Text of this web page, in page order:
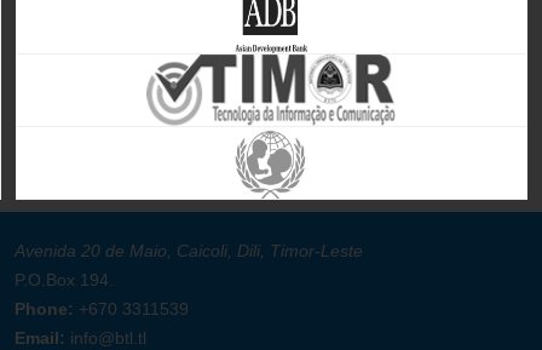
Avenida 20 de Maio, Caicoli, Dili, Timor-Leste
P.O.Box 194.
Phone: +670 3311539
Email: info@btl.tl